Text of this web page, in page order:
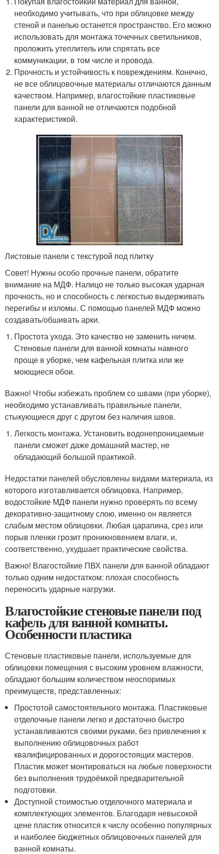
необходимо учитывать, что при облицовке между
стеной и панелью останется пространство. Его можно
использовать для монтажа точечных светильников,
проложить утеплитель или спрятать все
коммуникации, в том числе и провода.
Прочность и устойчивость к повреждениям. Конечно,
не все облицовочные материалы отличаются данным
качеством. Например, влагостойкие пластиковые
панели для ванной не отличаются подобной
характеристикой.
Листовые панели с текстурой под плитку
Совет! Нужны особо прочные панели, обратите
внимание на МДФ. Налицо не только высокая ударная
прочность, но и способность с легкостью выдерживать
перегибы и изломы. С помощью панелей МДФ можно
создавать/обшивать арки.
Простота ухода. Это качество не заменить ничем.
Стеновые панели для ванной комнаты намного
проще в уборке, чем кафельная плитка или же
моющиеся обои.
Важно! Чтобы избежать проблем со швами (при уборке),
необходимо устанавливать правильные панели,
стыкующиеся друг с другом без наличия швов.
Легкость монтажа. Установить водонепроницаемые
панели сможет даже домашний мастер, не
обладающий большой практикой.
Недостатки панелей обусловлены видами материала, из
которого изготавливается облицовка. Например,
водостойкие МДФ панели нужно проверять по всему
декоративно-защитному слою, именно он является
слабым местом облицовки. Любая царапина, срез или
порыв пленки грозит проникновением влаги, и,
соответственно, ухудшает практические свойства.
Важно! Влагостойкие ПВХ панели для ванной обладают
только одним недостатком: плохая способность
переносить ударные нагрузки.
Влагостойкие стеновые панели под
кафель для ванной комнаты.
Особенности пластика
Стеновые пластиковые панели, используемые для
облицовки помещения с высоким уровнем влажности,
обладают большим количеством неоспоримых
преимуществ, представленных:
Простотой самостоятельного монтажа. Пластиковые
отделочные панели легко и достаточно быстро
устанавливаются своими руками, без привлечения к
выполнению облицовочных работ
квалифицированных и дорогостоящих мастеров.
Пластик может монтироваться на любые поверхности
без выполнения трудоёмкой предварительной
подготовки.
Доступной стоимостью отделочного материала и
комплектующих элементов. Благодаря невысокой
цене пластик относится к числу особенно популярных
и наиболее бюджетных облицовочных панелей для
ванной комнаты.